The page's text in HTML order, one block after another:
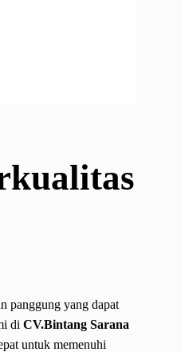
panggung yang dapat
diCV.Bintang Sarana
untuk memenuhi